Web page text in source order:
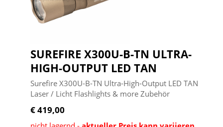
SUREFIRE X300U-B-TN ULTRA-
HIGH-OUTPUT LED TAN
Surefire X300U-B-TN Ultra-High-Output LED TAN
Laser / Licht Flashlights & more Zubehör
€ 419,00